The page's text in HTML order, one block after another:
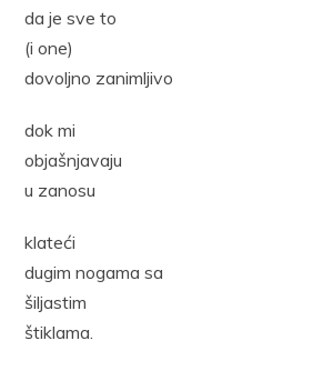
da je sve to
(i one)
dovoljno zanimljivo
dok mi
objašnjavaju
u zanosu
klateći
dugim nogama sa
šiljastim
štiklama.